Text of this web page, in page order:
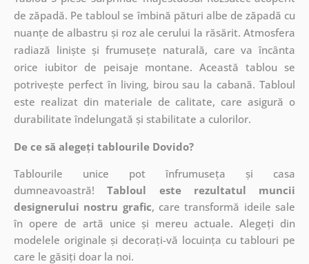
de zăpadă. Pe tabloul se îmbină pături albe de zăpadă cu
nuanțe de albastru și roz ale cerului la răsărit. Atmosfera
radiază liniște și frumusețe naturală, care va încânta
orice iubitor de peisaje montane. Această tablou se
potrivește perfect în living, birou sau la cabană. Tabloul
este realizat din materiale de calitate, care asigură o
durabilitate îndelungată și stabilitate a culorilor.
De ce să alegeți tablourile Dovido?
Tablourile unice pot înfrumuseța și casa
dumneavoastră!Tabloul este rezultatul muncii
designerului nostru grafic, caretransformă ideile sale
în opere de artă unice și mereu actuale. Alegeți din
modelele originale și decorați-vă locuința cu tablouri pe
care le găsiți doar la noi.